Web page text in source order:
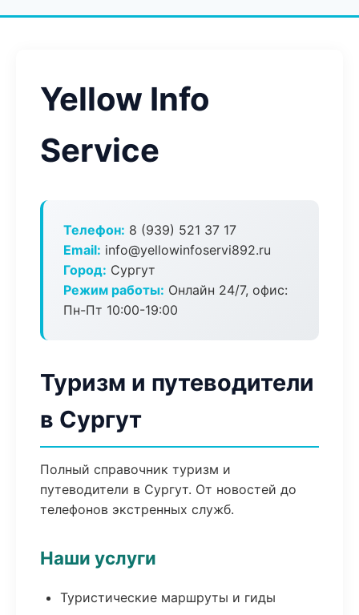
Yellow Info
Service
Телефон: 8 (939) 521 37 17
Email: info@yellowinfoservi892.ru
Город: Сургут
Режим работы: Онлайн 24/7, офис:
Пн-Пт 10:00-19:00
Туризм и путеводители
в Сургут
Полный справочник туризм и
путеводители в Сургут. От новостей до
телефонов экстренных служб.
Наши услуги
Туристические маршруты и гиды